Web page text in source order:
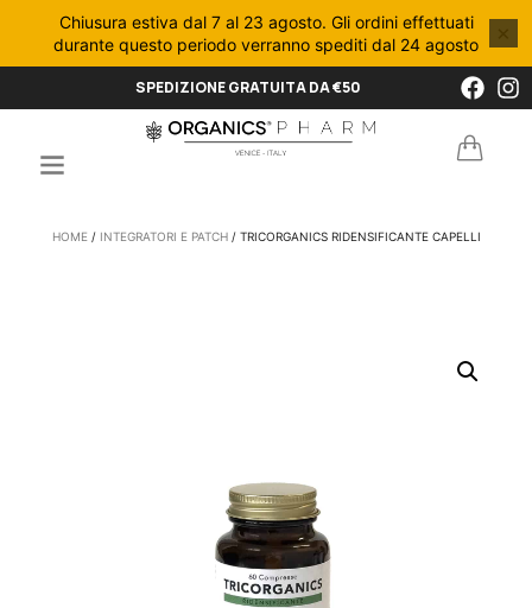
Chiusura estiva dal 7 al 23 agosto. Gli ordini effettuati
durante questo periodo verranno spediti dal 24 agosto
×
SPEDIZIONE GRATUITA DA €50
HOME / INTEGRATORI E PATCH/ TRICORGANICS RIDENSIFICANTE CAPELLI